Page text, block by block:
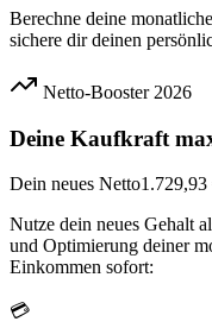
Berechne deine
sichere dir deinen
Netto-Booster 2026
Deine Kaufkraft
Dein neues Netto1.729,93
Nutze dein neues Gehalt
und Optimierung deiner
Einkommen sofort:
💳